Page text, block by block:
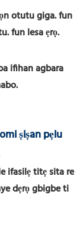
otutu giga. fun
fun lesa ẹrọ.
ifihan agbara
ṣiṣan pẹlu
ifasilẹ titẹ sita re
dẹrọ gbigbe ti